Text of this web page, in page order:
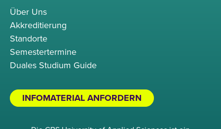
Über Uns
Akkreditierung
Standorte
Semestertermine
Duales Studium Guide
INFOMATERIAL ANFORDERN